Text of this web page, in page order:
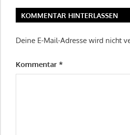
KOMMENTAR HINTERLASSEN
Deine E-Mail-Adresse wird nicht
Kommentar *